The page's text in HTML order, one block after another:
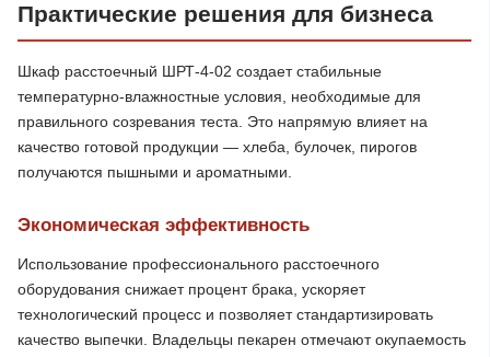
Практические решения для бизнеса
Шкаф расстоечный ШРТ-4-02 создает стабильные
температурно-влажностные условия, необходимые для
правильного созревания теста. Это напрямую влияет на
качество готовой продукции — хлеба, булочек, пирогов
получаются пышными и ароматными.
Экономическая эффективность
Использование профессионального расстоечного
оборудования снижает процент брака, ускоряет
технологический процесс и позволяет стандартизировать
качество выпечки. Владельцы пекарен отмечают окупаемость